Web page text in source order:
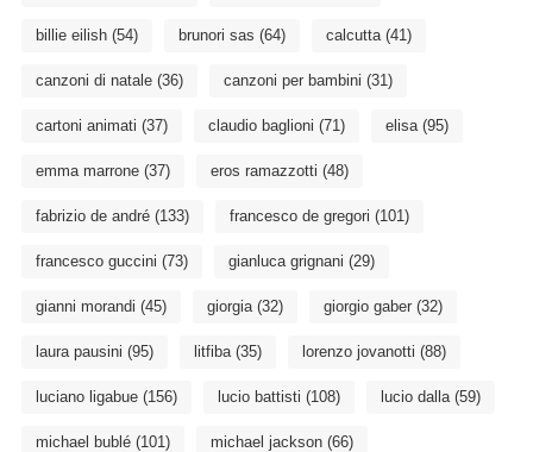
billie eilish(54) brunori sas (64) calcutta(41)
canzoni di natale(36) canzoni per bambini (31)
cartoni animati (37) claudio baglioni (71) elisa(95)
emma marrone(37) eros ramazzotti (48)
fabrizio de andré(133) francesco de gregori (101)
francesco guccini (73) gianluca grignani (29)
gianni morandi (45) giorgia(32) giorgio gaber(32)
laura pausini (95) litfiba(35) lorenzo jovanotti (88)
luciano ligabue(156) lucio battisti (108) lucio dalla(59)
michael bublé(101) michael jackson(66)